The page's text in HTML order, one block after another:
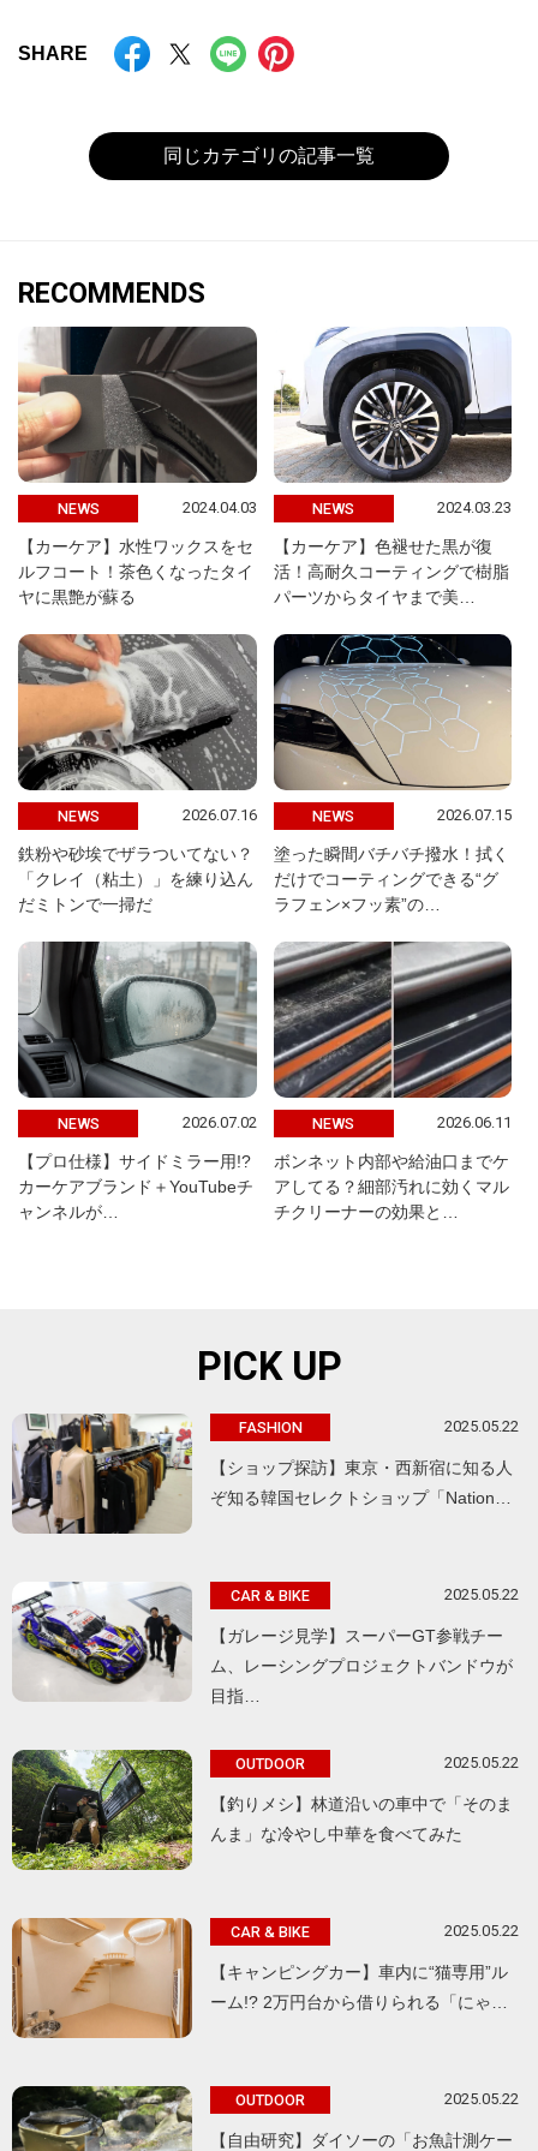
SHARE
同じカテゴリの記事一覧
RECOMMENDS
NEWS 2024.04.03
【カーケア】水性ワックスをセ
ルフコート！茶色くなったタイ
ヤに黒艶が蘇る
NEWS 2024.03.23
【カーケア】色褪せた黒が復
活！高耐久コーティングで樹脂
パーツからタイヤまで美…
NEWS 2026.07.16
鉄粉や砂埃でザラついてない？
「クレイ（粘土）」を練り込ん
だミトンで一掃だ
NEWS 2026.07.15
塗った瞬間バチバチ撥水！拭く
だけでコーティングできる“グ
ラフェン×フッ素”の…
NEWS 2026.07.02
【プロ仕様】サイドミラー用!?
カーケアブランド＋YouTubeチ
ャンネルが…
NEWS 2026.06.11
ボンネット内部や給油口までケ
アしてる？細部汚れに効くマル
チクリーナーの効果と…
PICK UP
FASHION 2025.05.22
【ショップ探訪】東京・西新宿に知る人
ぞ知る韓国セレクトショップ「Nation…
CAR & BIKE 2025.05.22
【ガレージ見学】スーパーGT参戦チー
ム、レーシングプロジェクトバンドウが
目指…
OUTDOOR 2025.05.22
【釣りメシ】林道沿いの車中で「そのま
んま」な冷やし中華を食べてみた
CAR & BIKE 2025.05.22
【キャンピングカー】車内に“猫専用”ル
ーム!? 2万円台から借りられる「にゃ…
OUTDOOR 2025.05.22
【自由研究】ダイソーの「お魚計測ケー